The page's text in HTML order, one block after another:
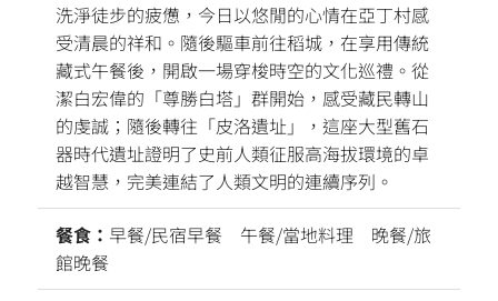
洗淨徒步的疲憊，今日以悠閒的心情在亞丁村感
受清晨的祥和。隨後驅車前往稻城，在享用傳統
藏式午餐後，開啟一場穿梭時空的文化巡禮。從
潔白宏偉的「尊勝白塔」群開始，感受藏民轉山
的虔誠；隨後轉往「皮洛遺址」，這座大型舊石
器時代遺址證明了史前人類征服高海拔環境的卓
越智慧，完美連結了人類文明的連續序列。
餐食： 早餐/民宿早餐 午餐/當地料理 晚餐/旅
館晚餐